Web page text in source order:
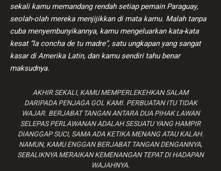
sekali kamu memandang rendah setiap pemain Paraguay,
seolah-olah mereka menjijikkan di mata kamu. Malah tanpa
cuba menyembunyikannya, kamu mengeluarkan kata-kata
kesat “la concha de tu madre”, satu ungkapan yang sangat
kasar di Amerika Latin, dan kamu sendiri tahu benar
maksudnya.
AKHIR SEKALI, KAMU MEMPERLEKEHKAN SALAM
DARIPADA PENJAGA GOL KAMI. PERBUATAN ITU TIDAK
WAJAR. BERJABAT TANGAN ANTARA DUA PIHAK LAWAN
SELEPAS PERLAWANAN ADALAH SESUATU YANG HAMPIR
DIANGGAP SUCI, SAMA ADA KETIKA MENANG ATAU KALAH.
NAMUN, KAMU ENGGAN BERJABAT TANGAN DENGANNYA,
SEBALIKNYA MERAIKAN KEMENANGAN TEPAT DI HADAPAN
WAJAHNYA.